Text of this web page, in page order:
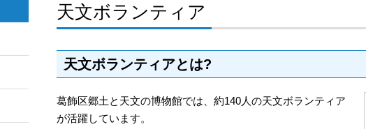
天文ボランティア
天文ボランティアとは?
葛飾区郷土と天文の博物館では、約140人の天文ボランティア
が活躍しています。